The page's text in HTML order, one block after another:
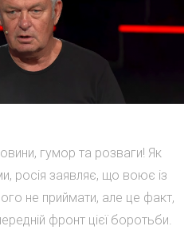
гумор та розваги! Як
росія заявляє, що воює із
не приймати, але це факт,
фронт цієї боротьби.